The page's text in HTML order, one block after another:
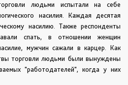
людьми испытали на себе
насилия. Каждая десятая
насилию. Также респонденты
спать, в отношении женщин
мужчин сажали в карцер. Как
торговли людьми были вынуждены
"работодателей", когда у них